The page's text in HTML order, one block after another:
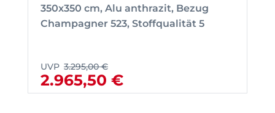
350x350 cm, Alu anthrazit, Bezug
Champagner 523, Stoffqualität 5
UVP 3.295,00 €
2.965,50 €